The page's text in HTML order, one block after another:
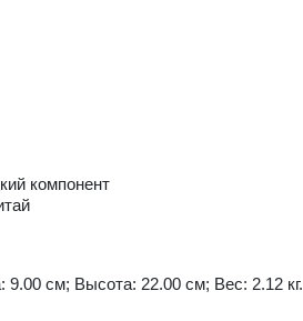
компонент
см; Высота: 22.00 см; Вес: 2.12 кг.